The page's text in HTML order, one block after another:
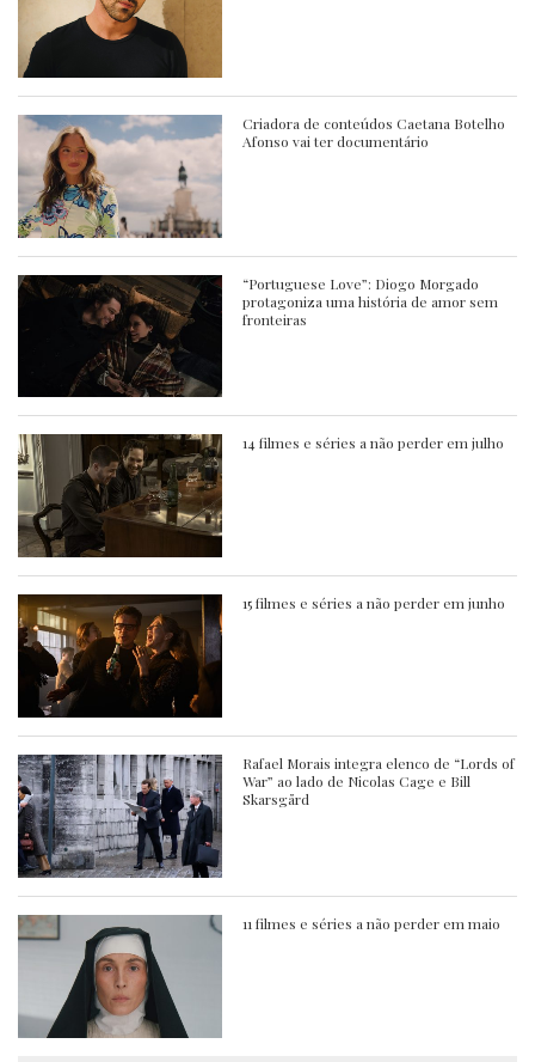
Criadora de conteúdos Caetana Botelho
Afonso vai ter documentário
“Portuguese Love”: Diogo Morgado
protagoniza uma história de amor sem
fronteiras
14 filmes e séries a não perder em julho
15 filmes e séries a não perder em junho
Rafael Morais integra elenco de “Lords of
War” ao lado de Nicolas Cage e Bill
Skarsgård
11 filmes e séries a não perder em maio